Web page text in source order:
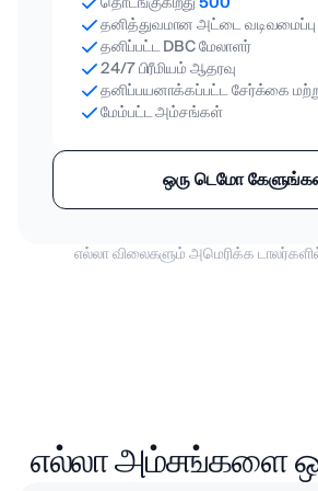
தனித்துவமான அட்டை வடிவமைப்பு
தனிப்பட்ட DBC மேலாளர்
24/7 பிரீமியம் ஆதரவு
தனிப்பயனாக்கப்பட்ட சேர்க்கை
மேம்பட்ட அம்சங்கள்
ஒரு டெமோ
எல்லா விலைகளும் அமெரிக்க
எல்லா அம்சங்களை